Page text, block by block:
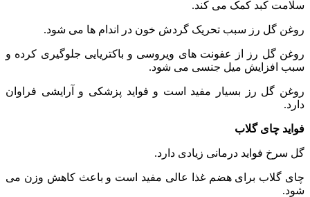
سلامت کبد کمک می کند.
روغن گل رز سبب تحریک گردش خون در اندام ها می شود.
روغن گل رز از عفونت های ویروسی و باکتریایی جلوگیری کرده و
سبب افزایش میل جنسی می شود.
روغن گل رز بسیار مفید است و فواید پزشکی و آرایشی فراوان
دارد.
فواید چای گلاب
گل سرخ فواید درمانی زیادی دارد.
چای گلاب برای هضم غذا عالی مفید است و باعث کاهش وزن می
شود.